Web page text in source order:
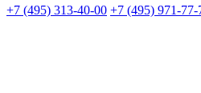
+7 (495) 313-40-00 +7 (495) 971-77-